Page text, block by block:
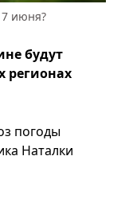
7 июня?
будут
регионах
погоды
Наталки